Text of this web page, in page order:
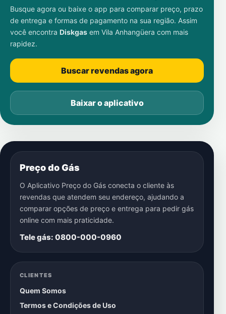
Busque agora ou baixe o app para comparar preço, prazo
de entrega e formas de pagamento na sua região. Assim
você encontra Diskgas em Vila Anhangüera com mais
rapidez.
Buscar revendas agora
Baixar o aplicativo
Preço do Gás
O Aplicativo Preço do Gás conecta o cliente às
revendas que atendem seu endereço, ajudando a
comparar opções de preço e entrega para pedir gás
online com mais praticidade.
Tele gás: 0800-000-0960
CLIENTES
Quem Somos
Termos e Condições de Uso